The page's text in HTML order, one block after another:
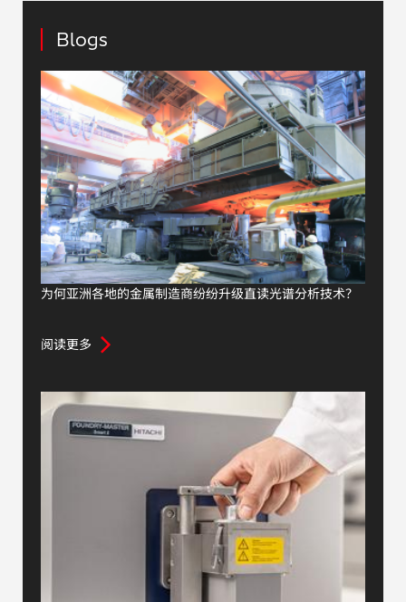
Blogs
为何亚洲各地的金属制造商纷纷升级直读光谱分析技术？
阅读更多